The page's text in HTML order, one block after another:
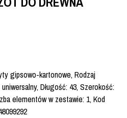
gipsowo-kartonowe, Rodzaj
Długość: 43, Szerokość:
elementów w zestawie: 1, Kod